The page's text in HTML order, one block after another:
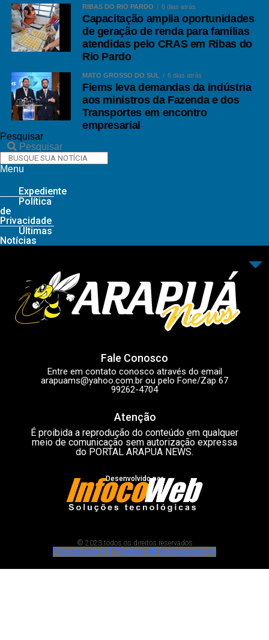
RIBAS DO RIO PARDO 6 dias atrás
Capacitação amplia oportunidades
de geração de renda para famílias
atendidas pelo CRAS em Ribas do
Rio Pardo
MATO GROSSO DO SUL 6 dias atrás
Fiems leva demandas da indústria
aos ministros da Fazenda e dos
Transportes em encontro
empresarial
Pesquisar
Pesquisar
Menu
Expediente
Política
de
Privacidade
Últimas
Notícias
Fale Conosco
Entre em contato conosco através do email
arapuams@yahoo.com.br ou pelo Fone/Zap 67
99262-4704
Atenção
É proibida a reprodução do conteúdo em qualquer
meio de comunicação sem autorização expressa
do PORTAL ARAPUA NEWS.
Desenvolvido por
© 2023 todos os direitos reservados
Facebook-f Twitter Instagram